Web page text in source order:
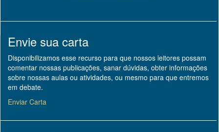
Envie sua carta
Disponibilizamos esse recurso para que nossos leitores possam
comentar nossas publicações, sanar dúvidas, obter informações
sobre nossas aulas ou atividades, ou mesmo para que entremos
em debate.
Enviar Carta